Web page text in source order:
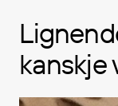
kanskje